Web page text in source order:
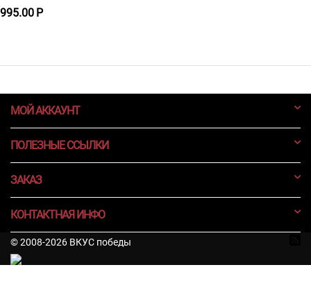
995.00 Р
МОЙ АККАУНТ
ПОЛЕЗНЫЕ ССЫЛКИ
ЗАКАЗ
КОНТАКТНАЯ ИНФО
© 2008-2026 ВКУС победы